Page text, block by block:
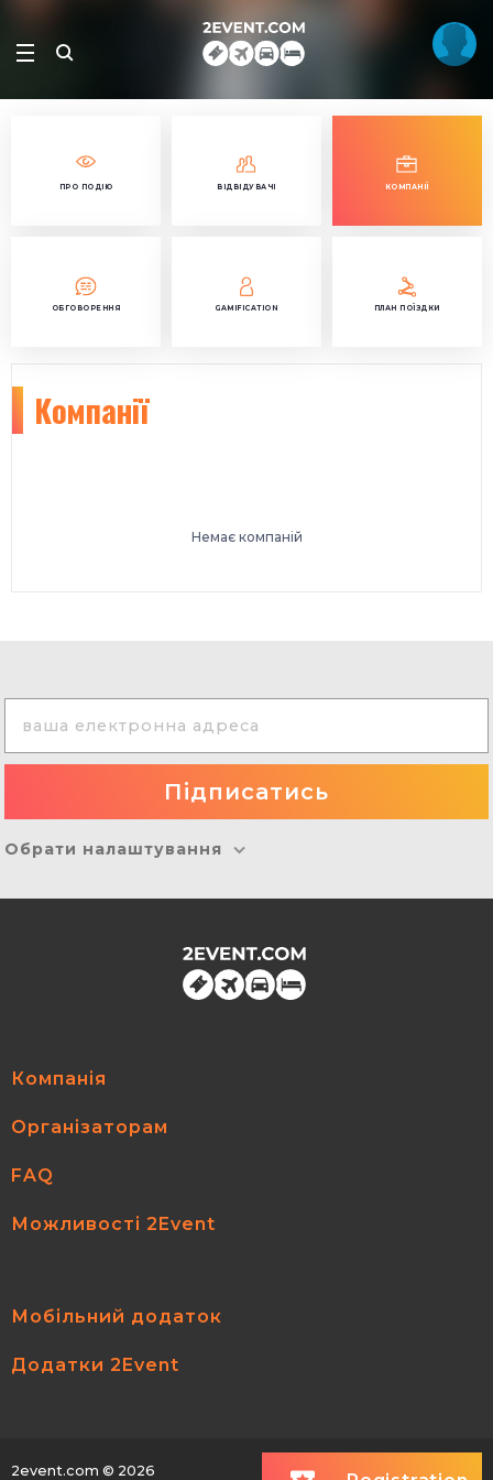
ПРО ПОДІЮ ВІДВІДУВАЧІ КОМПАНІЇ
ОБГОВОРЕННЯ GAMIFICATION ПЛАН ПОЇЗДКИ
Компанії
Немає компаній
Обрати налаштування
Компанія
Організаторам
FAQ
Можливості 2Event
Мобільний додаток
Додатки 2Event
2event.com © 2026 All rights reserved.